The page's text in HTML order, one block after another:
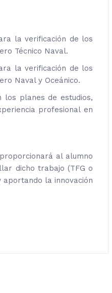
la verificación de los
Técnico Naval.
la verificación de los
Naval y Oceánico.
planes de estudios,
profesional en
al alumno
dicho trabajo (TFG o
aportando la innovación